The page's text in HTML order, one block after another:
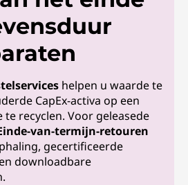
helpen u waarde te
CapEx-activa op een
recyclen. Voor geleasede
van-termijn-retouren
gecertificeerde
downloadbare